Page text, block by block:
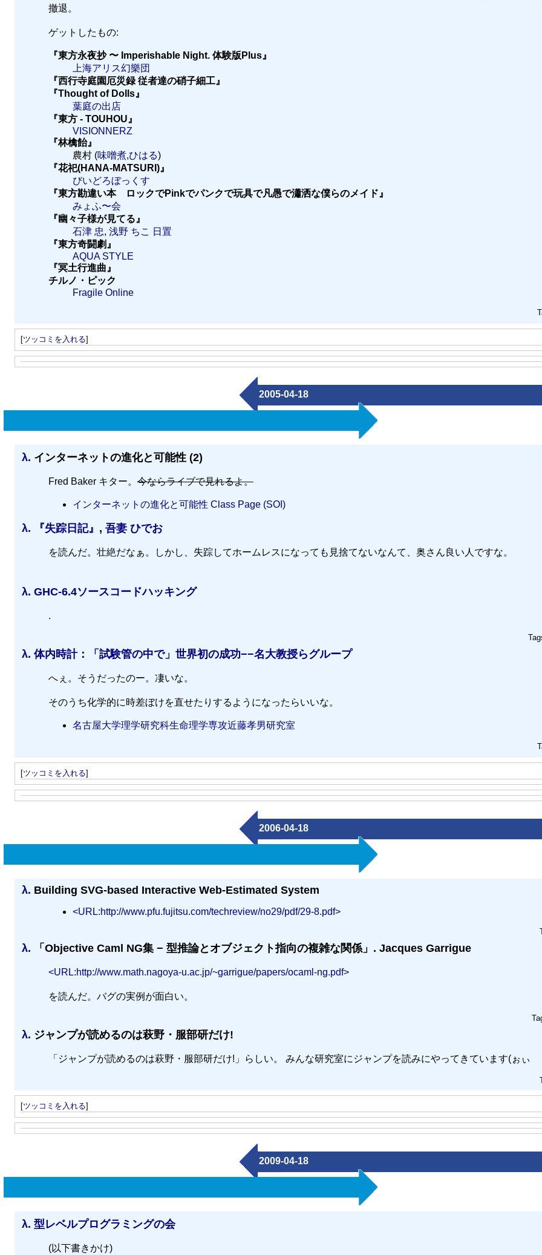
撤退。
ゲットしたもの:
『東方永夜抄 〜 Imperishable Night. 体験版Plus』
上海アリス幻樂団
『西行寺庭園厄災録 従者達の硝子細工』
『Thought of Dolls』
葉庭の出店
『東方 - TOUHOU』
VISIONNERZ
『林檎飴』
農村 (味噌煮,ひはる)
『花祀(HANA-MATSURI)』
びいどろぼっくす
『東方勘違い本 ロックでPinkでパンクで玩具で凡愚で瀟洒な僕らのメイド』
みょふ〜会
『幽々子様が見てる』
石津 忠, 浅野 ちこ
日置
『東方奇闘劇』
AQUA STYLE
『冥土行進曲』
チルノ・ピック
Fragile Online
[ツッコミを入れる]
2005-04-18
λ. インターネットの進化と可能性 (2)
Fred Baker キター。今ならライブで見れるよ。
インターネットの進化と可能性 Class Page (SOI)
λ. 『失踪日記』 ,吾妻 ひでお
を読んだ。壮絶だなぁ。しかし、失踪してホームレスになっても見捨てないなんて、奥さん良い人ですな。
λ. GHC-6.4ソースコードハッキング
.
λ. 体内時計：「試験管の中で」世界初の成功−−名大教授らグループ
へぇ。そうだったのー。凄いな。
そのうち化学的に時差ぼけを直せたりするようになったらいいな。
名古屋大学理学研究科生命理学専攻近藤孝男研究室
[ツッコミを入れる]
2006-04-18
λ. Building SVG-based Interactive Web-Estimated System
<URL:http://www.pfu.fujitsu.com/techreview/no29/pdf/29-8.pdf>
λ. 「Objective Caml NG集 − 型推論とオブジェクト指向の複雑な関係」. Jacques Garrigue
<URL:http://www.math.nagoya-u.ac.jp/~garrigue/papers/ocaml-ng.pdf>
を読んだ。バグの実例が面白い。
λ. ジャンプが読めるのは萩野・服部研だけ!
「ジャンプが読めるのは萩野・服部研だけ!」らしい。 みんな研究室にジャンプを読みにやってきています(ぉぃ
[ツッコミを入れる]
2009-04-18
λ. 型レベルプログラミングの会
(以下書きかけ)